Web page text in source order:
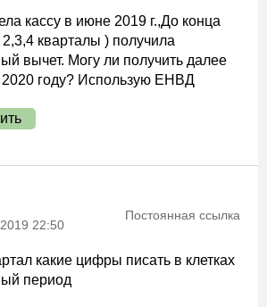
кассу в июне 2019 г.,До конца
2,3,4 кварталы ) получила
вычет. Могу ли получить далее
2020 году? Использую ЕНВД
22:50
Постоянная ссылка
какие цифры писать в клетках
период